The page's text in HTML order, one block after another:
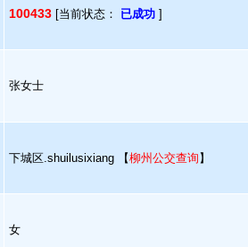
100433 [当前状态： 已成功 ]
张女士
下城区.shuilusixiang 【柳州公交查询 】
女